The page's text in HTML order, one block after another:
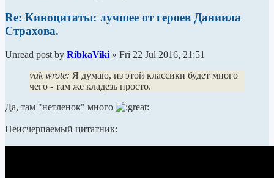
Re: Киноцитаты: лучшее от героев Даниила
Страхова.
Unread post by RibkaViki » Fri 22 Jul 2016, 21:51
vak wrote: Я думаю, из этой классики будет много
чего - там же кладезь просто.
Да, там "нетленок" много
Неисчерпаемый цитатник: